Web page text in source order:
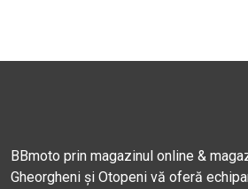
BBmoto prin magazinul online &
Gheorgheni și Otopeni vă oferă